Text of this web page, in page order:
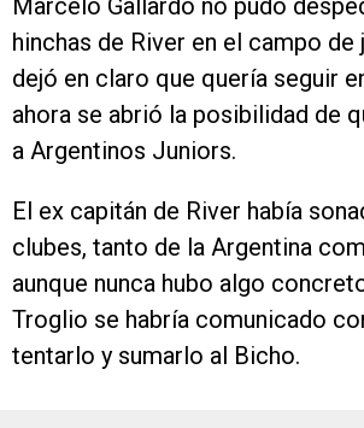
Marcelo Gallardo no pudo
hinchas de River en el campo de
dejó en claro que quería seguir
ahora se abrió la posibilidad de
a Argentinos Juniors.
El ex capitán de River había
clubes, tanto de la Argentina
aunque nunca hubo algo
Troglio se habría comunicado
tentarlo y sumarlo al Bicho.